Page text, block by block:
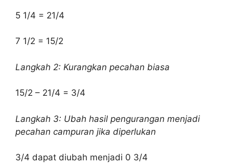
5 1/4 = 21/4
7 1/2 = 15/2
Langkah 2: Kurangkan pecahan biasa
15/2 – 21/4 = 3/4
Langkah 3: Ubah hasil pengurangan menjadi
pecahan campuran jika diperlukan
3/4 dapat diubah menjadi 0 3/4